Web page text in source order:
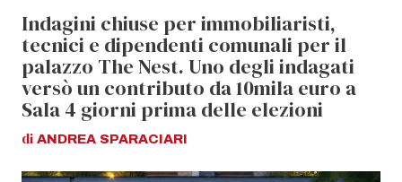
Indagini chiuse per immobiliaristi,
tecnici e dipendenti comunali per il
palazzo The Nest. Uno degli indagati
versò un contributo da 10mila euro a
Sala 4 giorni prima delle elezioni
di ANDREA SPARACIARI